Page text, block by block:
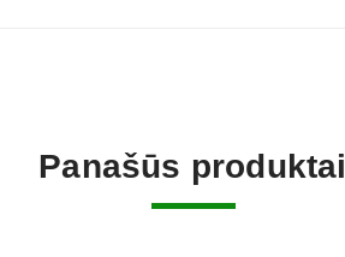
Panašūs produktai